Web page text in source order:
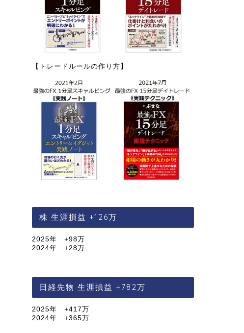
【トレードルールの作り方】
株 生涯損益 +126万
2025年 +98万
2024年 +28万
日経先物 生涯損益 +782万
2025年 +417万
2024年 +365万